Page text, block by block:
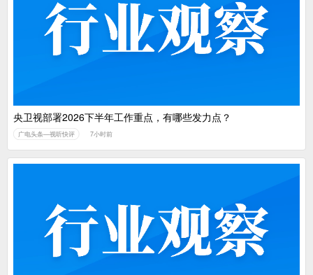
央卫视部署2026下半年工作重点，有哪些发力点？
广电头条—视听快评 7小时前